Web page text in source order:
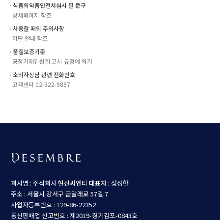
ㆍ식품의약품안전처심사 필 문구
상세페이지 참조
ㆍ사용할 때의 주의사항
하단 안내 참조
ㆍ품질보증기준
공정거래위원회 고시 규정에 의거
ㆍ소비자상담 관련 전화번호
고객센터 02-322-9897
회사명 : 주식회사 현진씨엔티 대표자 : 정성한
주소 : 서울시 강서구 곰달래로 57길 7
사업자등록번호 : 129-86-22352
통신판매업 신고번호 : 제2019-경기김포-0843호